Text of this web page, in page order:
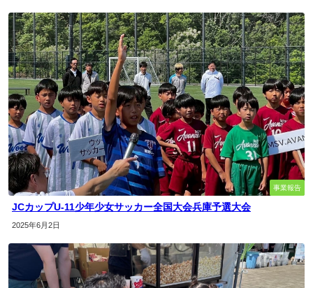
事業報告
JCカップU-11少年少女サッカー全国大会兵庫予選大会
2025年6月2日